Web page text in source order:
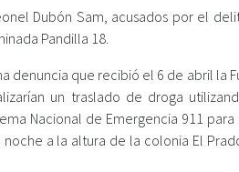
Dubón Sam, acusados por el
Pandilla 18.
denuncia que recibió el 6 de abril la
un traslado de droga
Nacional de Emergencia 911 para
a la altura de la colonia El